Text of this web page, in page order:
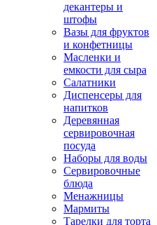
декантеры и
штофы
Вазы для фруктов
и конфетницы
Масленки и
емкости для сыра
Салатники
Диспенсеры для
напитков
Деревянная
сервировочная
посуда
Наборы для воды
Сервировочные
блюда
Менажницы
Мармиты
Тарелки для торта